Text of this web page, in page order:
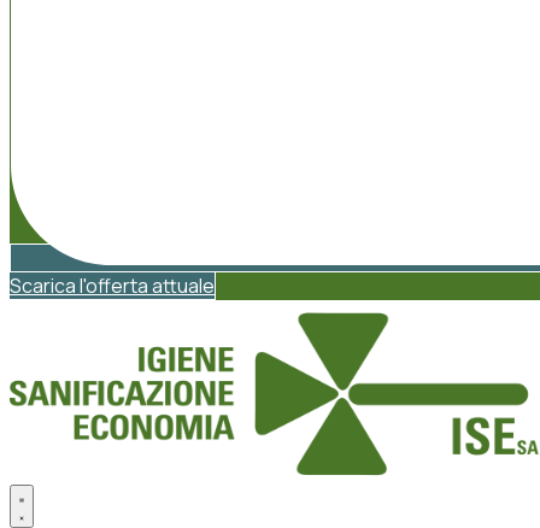
Scarica l'offerta attuale